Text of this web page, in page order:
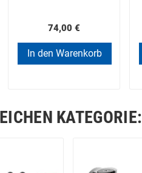
74,00 €
In den Warenkorb
KATEGORIE: